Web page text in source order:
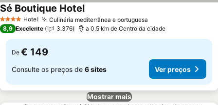
4 EstrelasHotel Culinária mediterrânea e portuguesa
Sé Boutique HotelVer preços
8,9 Excelente 3.376 a 0.5 km de Centro da cidade
De € 149
Consulte os preços de 6 sites Ver preços
Mostrar mais